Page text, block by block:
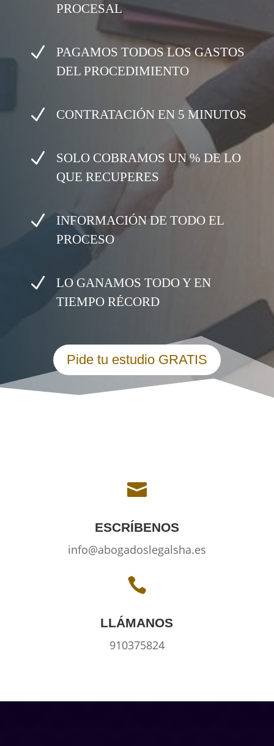
PROCESAL
N
PAGAMOS TODOS LOS GASTOS
DEL PROCEDIMIENTO
N CONTRATACIÓN EN 5 MINUTOS
N
SOLO COBRAMOS UN % DE LO
QUE RECUPERES
N
INFORMACIÓN DE TODO EL
PROCESO
N
LO GANAMOS TODO Y EN
TIEMPO RÉCORD
Pide tu estudio GRATIS

ESCRÍBENOS
info@abogadoslegalsha.es

LLÁMANOS
910375824